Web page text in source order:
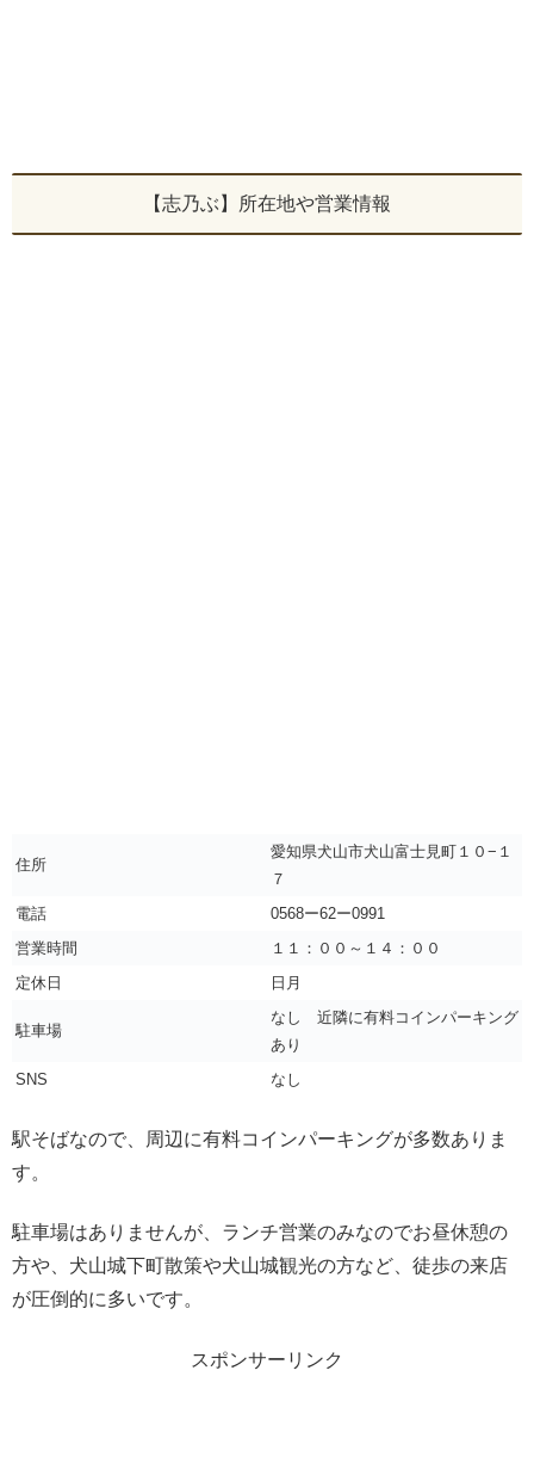
【志乃ぶ】所在地や営業情報
住所
愛知県犬山市犬山富士見町１０−１
７
電話
0568ー62ー0991
営業時間
１１：００～１４：００
定休日
日月
駐車場
なし 近隣に有料コインパーキング
あり
SNS
なし
駅そばなので、周辺に有料コインパーキングが多数ありま
す。
駐車場はありませんが、ランチ営業のみなのでお昼休憩の
方や、犬山城下町散策や犬山城観光の方など、徒歩の来店
が圧倒的に多いです。
スポンサーリンク